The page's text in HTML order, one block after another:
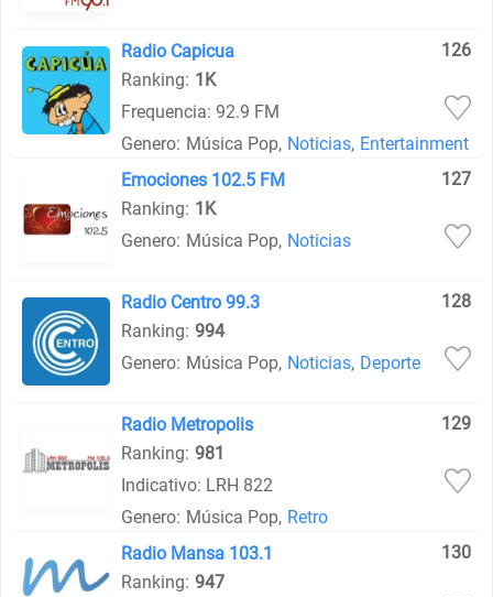
Radio Capicua
126
Ranking: 1K
Frequencia: 92.9 FM
Genero: Música Pop, Noticias, Entertainment
Emociones 102.5 FM
127
Ranking: 1K
Genero: Música Pop, Noticias
Radio Centro 99.3
128
Ranking: 994
Genero: Música Pop, Noticias, Deporte
Radio Metropolis
129
Ranking: 981
Indicativo: LRH 822
Genero: Música Pop, Retro
Radio Mansa 103.1
130
Ranking: 947